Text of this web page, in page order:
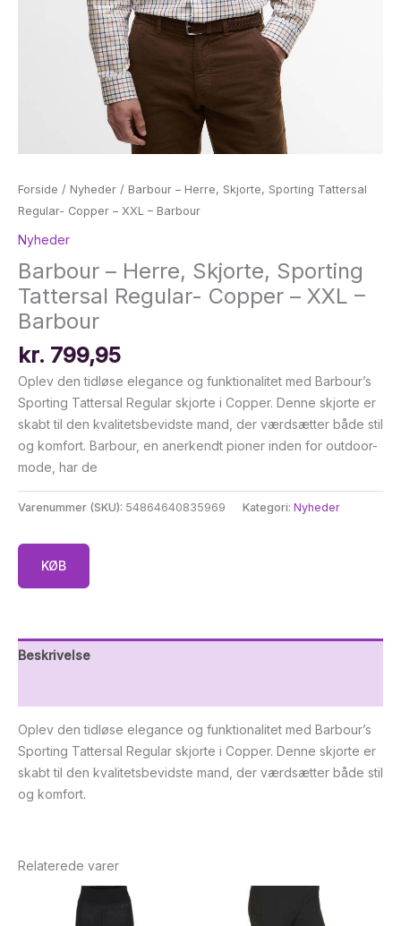
Forside / Nyheder / Barbour – Herre, Skjorte, Sporting Tattersal
Regular- Copper – XXL – Barbour
Nyheder
Barbour – Herre, Skjorte, Sporting
Tattersal Regular- Copper – XXL –
Barbour
kr. 799,95
Oplev den tidløse elegance og funktionalitet med Barbour’s
Sporting Tattersal Regular skjorte i Copper. Denne skjorte er
skabt til den kvalitetsbevidste mand, der værdsætter både stil
og komfort. Barbour, en anerkendt pioner inden for outdoor-
mode, har de
Varenummer (SKU): 54864640835969 Kategori: Nyheder
KØB
Beskrivelse
Oplev den tidløse elegance og funktionalitet med Barbour’s
Sporting Tattersal Regular skjorte i Copper. Denne skjorte er
skabt til den kvalitetsbevidste mand, der værdsætter både stil
og komfort.
Relaterede varer